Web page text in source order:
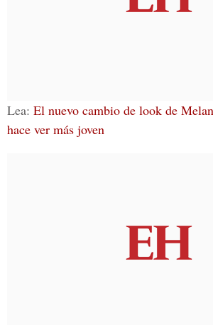
Lea: El nuevo cambio de look de
hace ver más joven